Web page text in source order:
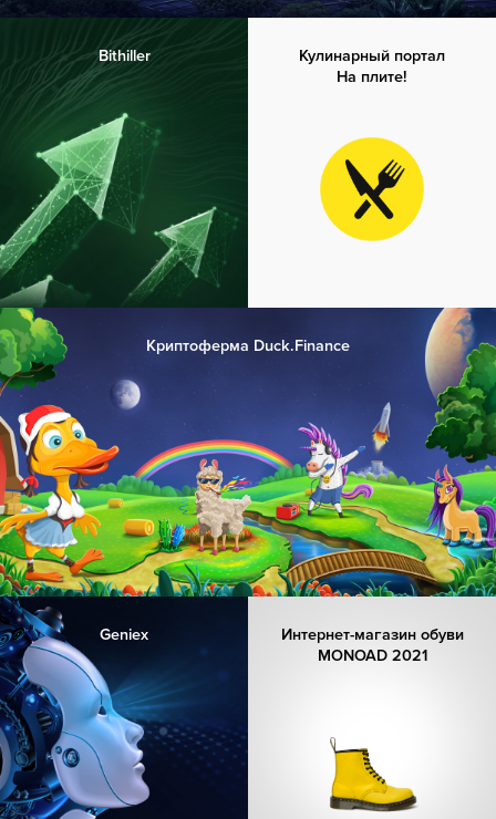
Bithiller
Криптоферма Duck.Finance
Кулинарный портал
На плите!
Geniex
Интернет-магазин обуви
MONOAD 2021